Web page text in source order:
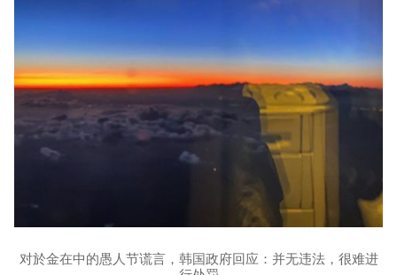
对於金在中的愚人节谎言，韩国政府回应：并无违法，很难进